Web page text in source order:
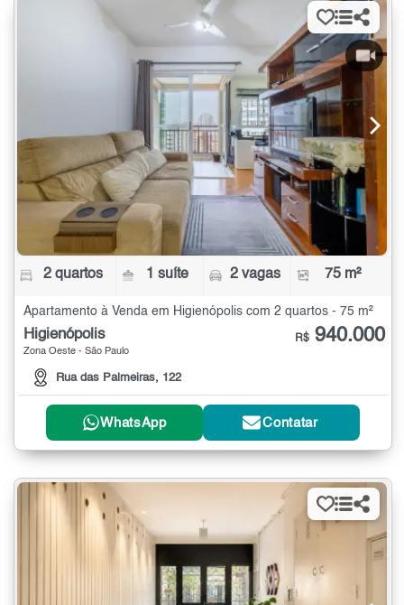
2 quartos 1 suíte 2 vagas 75 m²
Apartamento à Venda em Higienópolis com 2 quartos - 75 m²
Higienópolis
Zona Oeste - São Paulo
Rua das Palmeiras, 122
R$ 940.000
WhatsApp Contatar